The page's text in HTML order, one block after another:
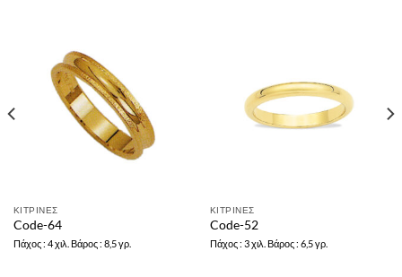
ΚΙΤΡΙΝΕΣ
Code-64
Πάχος : 4 χιλ. Βάρος : 8,5 γρ.
ΚΙΤΡΙΝΕΣ
Code-52
Πάχος : 3 χιλ. Βάρος : 6,5 γρ.